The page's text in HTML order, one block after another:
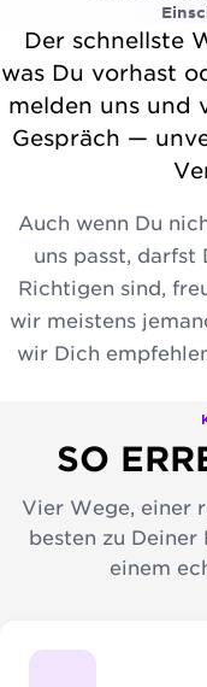
Der schnellste
was Du vorhast
melden uns und
Gespräch —
Auch wenn Du
uns passt, darfst
Richtigen sind,
wir meistens
wir Dich
SO
Vier Wege, einer
besten zu
einem